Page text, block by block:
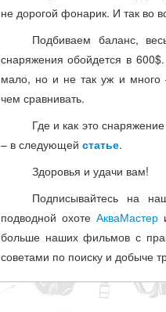
не дорогой фонарик. И так во
Подбиваем баланс,
снаряжения обойдется в
мало, но и не так уж и много
чем сравнивать.
Где и как это
– в следующей статье.
Здоровья и удачи вам!
Подписывайтесь на
подводной охоте АкваМастер
больше наших фильмов с
советами по поиску и добыче